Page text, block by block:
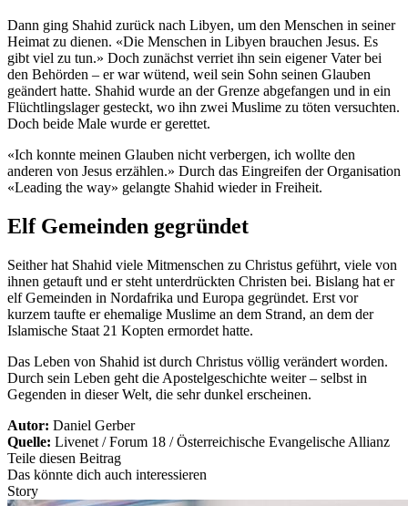
Dann ging Shahid zurück nach Libyen, um den Menschen in seiner
Heimat zu dienen. «Die Menschen in Libyen brauchen Jesus. Es
gibt viel zu tun.» Doch zunächst verriet ihn sein eigener Vater bei
den Behörden – er war wütend, weil sein Sohn seinen Glauben
geändert hatte. Shahid wurde an der Grenze abgefangen und in ein
Flüchtlingslager gesteckt, wo ihn zwei Muslime zu töten versuchten.
Doch beide Male wurde er gerettet.
«Ich konnte meinen Glauben nicht verbergen, ich wollte den
anderen von Jesus erzählen.» Durch das Eingreifen der Organisation
«Leading the way» gelangte Shahid wieder in Freiheit.
Elf Gemeinden gegründet
Seither hat Shahid viele Mitmenschen zu Christus geführt, viele von
ihnen getauft und er steht unterdrückten Christen bei. Bislang hat er
elf Gemeinden in Nordafrika und Europa gegründet. Erst vor
kurzem taufte er ehemalige Muslime an dem Strand, an dem der
Islamische Staat 21 Kopten ermordet hatte.
Das Leben von Shahid ist durch Christus völlig verändert worden.
Durch sein Leben geht die Apostelgeschichte weiter – selbst in
Gegenden in dieser Welt, die sehr dunkel erscheinen.
Autor: Daniel Gerber
Quelle: Livenet / Forum 18 / Österreichische Evangelische Allianz
Teile diesen Beitrag
Das könnte dich auch interessieren
Story